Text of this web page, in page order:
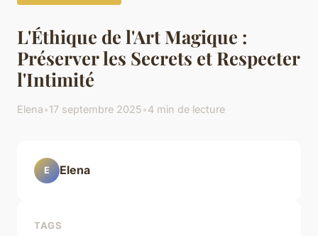
L'Éthique de l'Art Magique :
Préserver les Secrets et Respecter
l'Intimité
Elena•17 septembre 2025•4 min de lecture
E Elena
TAGS